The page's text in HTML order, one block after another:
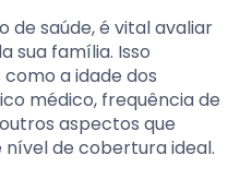
de saúde, é vital avaliar
sua família. Isso
a idade dos
médico, frequência de
aspectos que
de cobertura ideal.